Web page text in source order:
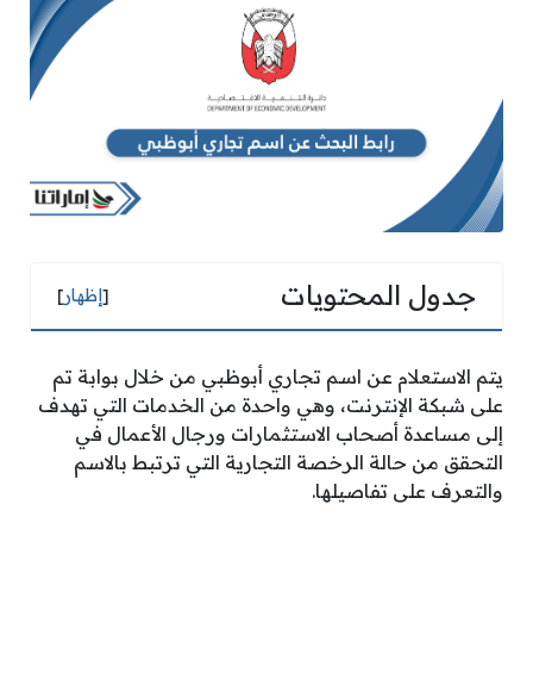
جدول المحتويات [إظهار]
يتم الاستعلام عن اسم تجاري أبوظبي من خلال بوابة تم
على شبكة الإنترنت، وهي واحدة من الخدمات التي تهدف
إلى مساعدة أصحاب الاستثمارات ورجال الأعمال في
التحقق من حالة الرخصة التجارية التي ترتبط بالاسم
والتعرف على تفاصيلها.